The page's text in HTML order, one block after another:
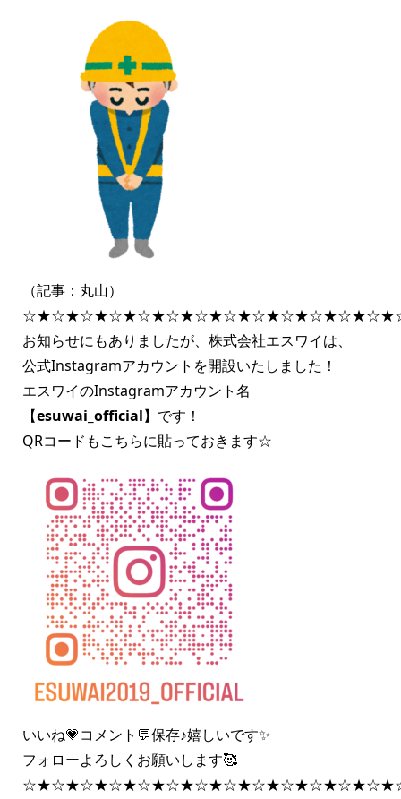
（記事：丸山）
お知らせにもありましたが、株式会社エスワイは、
公式Instagramアカウントを開設いたしました！
エスワイのInstagramアカウント名
【esuwai_official】です！
QRコードもこちらに貼っておきます☆
いいね💗コメント💬保存♪嬉しいです✨
フォローよろしくお願いします🥰